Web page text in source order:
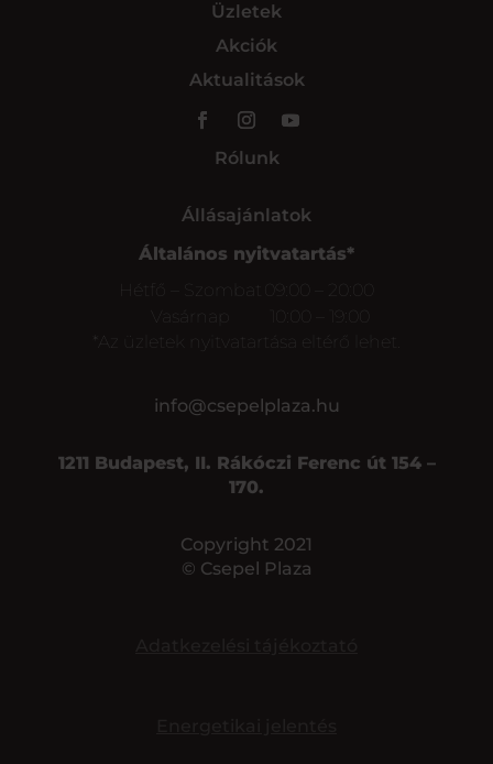
Üzletek
Akciók
Aktualitások
Rólunk
Állásajánlatok
Általános nyitvatartás*
Hétfő – Szombat
09:00 – 20:00
Vasárnap
*Az üzletek nyitvatartása eltérő lehet.
info@csepelplaza.hu
1211 Budapest, II. Rákóczi Ferenc út 154 –
170.
Copyright 2021
© Csepel Plaza